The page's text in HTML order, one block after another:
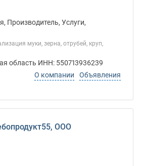
Производитель, Услуги,
муки, зерна, отрубей, круп,
область ИНН: 550713936239
О компании
Объявления
ООО